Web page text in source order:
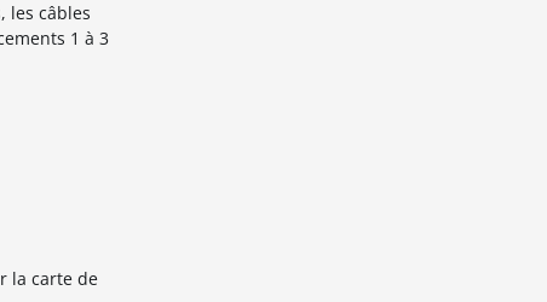
les câbles
1 à 3
la carte de